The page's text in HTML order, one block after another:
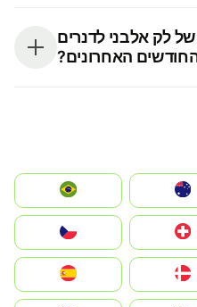
לק אלבני לדנרים
الإمارات العربية المتحدة
Switzerland
Deutschland